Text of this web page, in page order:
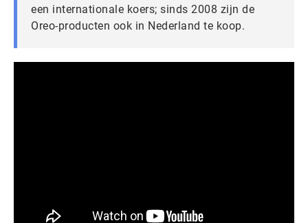
een internationale koers; sinds 2008 zijn de
Oreo-producten ook in Nederland te koop.